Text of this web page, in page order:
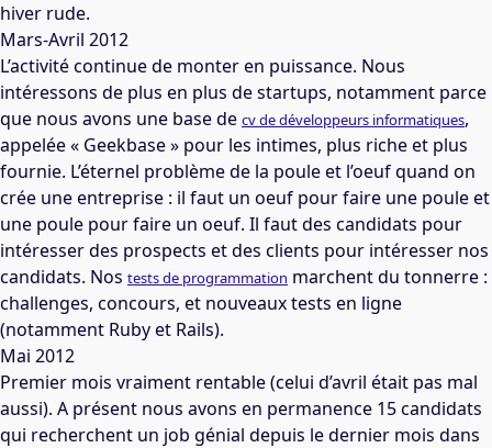
hiver rude.
Mars-Avril 2012
L’activité continue de monter en puissance. Nous
intéressons de plus en plus de startups, notamment parce
que nous avons une base de cv de développeurs informatiques,
appelée « Geekbase » pour les intimes, plus riche et plus
fournie. L’éternel problème de la poule et l’oeuf quand on
crée une entreprise : il faut un oeuf pour faire une poule et
une poule pour faire un oeuf. Il faut des candidats pour
intéresser des prospects et des clients pour intéresser nos
candidats. Nos tests de programmation marchent du tonnerre :
challenges, concours, et nouveaux tests en ligne
(notamment Ruby et Rails).
Mai 2012
Premier mois vraiment rentable (celui d’avril était pas mal
aussi). A présent nous avons en permanence 15 candidats
qui recherchent un job génial depuis le dernier mois dans